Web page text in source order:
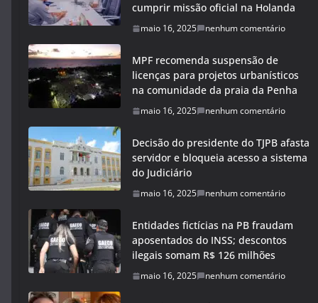
cumprir missão oficial na Holanda
maio 16, 2025 nenhum comentário
MPF recomenda suspensão de
licenças para projetos urbanísticos
na comunidade da praia da Penha
maio 16, 2025 nenhum comentário
Decisão do presidente do TJPB afasta
servidor e bloqueia acesso a sistema
do Judiciário
maio 16, 2025 nenhum comentário
Entidades fictícias na PB fraudam
aposentados do INSS; descontos
ilegais somam R$ 126 milhões
maio 16, 2025 nenhum comentário